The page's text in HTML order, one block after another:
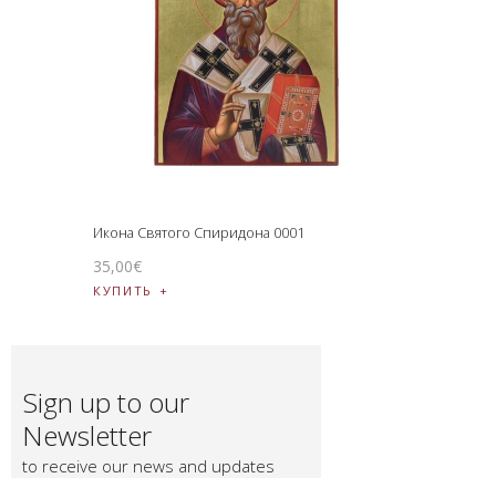
Икона Святого Спиридона 0001
35,00€
КУПИТЬ
Sign up to our
Newsletter
to receive our news and updates